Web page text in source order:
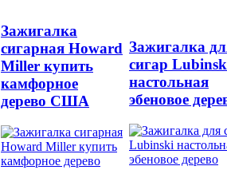
Зажигалка
сигарная Howard
Miller купить
камфорное
дерево США
Зажигалка
сигар
настольная
эбеновое